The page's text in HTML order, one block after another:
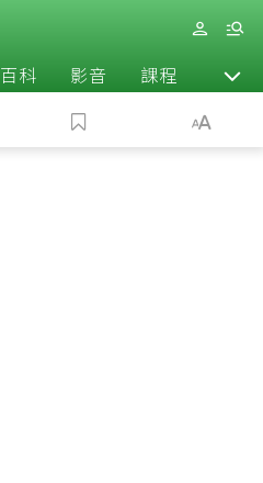
百科 影音 課程 退休